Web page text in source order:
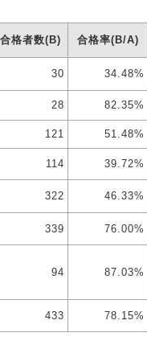
合格者数(B) 合格率(B/A)
30 34.48%
28 82.35%
121 51.48%
114 39.72%
322 46.33%
339 76.00%
94 87.03%
433 78.15%